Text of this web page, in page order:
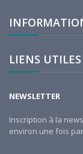
LIENS UTILES
NEWSLETTER
Inscription à la
environ une fois